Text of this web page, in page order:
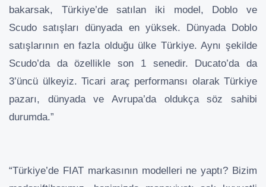
bakarsak, Türkiye’de satılan iki model, Doblo ve
Scudo satışları dünyada en yüksek. Dünyada Doblo
satışlarının en fazla olduğu ülke Türkiye. Aynı şekilde
Scudo’da da özellikle son 1 senedir. Ducato’da da
3’üncü ülkeyiz. Ticari araç performansı olarak Türkiye
pazarı, dünyada ve Avrupa’da oldukça söz sahibi
durumda.”
“Türkiye’de FIAT markasının modelleri ne yaptı? Bizim